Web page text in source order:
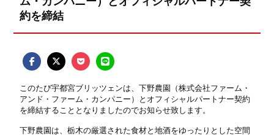
約を締結
このたび宇都宮ブリッツェンは、下野農園（株式会社ファーム・
アンド・ファーム・カンパニー）とオフィシャルパートナー契約
を締結することとなりましたのでお知らせ致します。
下野農園は、栃木の厳選された食材と地酒をゆったりとした空間